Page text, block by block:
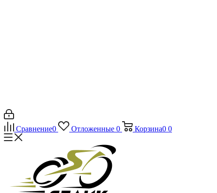
Сравнение0 Отложенные 0 Корзина0 0